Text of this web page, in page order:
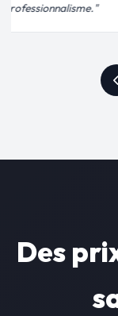
prix honnête."
Des